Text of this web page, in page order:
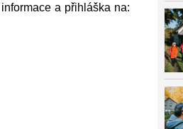
a přihláška na: